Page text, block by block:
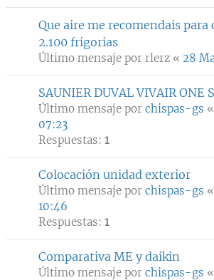
Que aire me recomendais para
2.100 frigorias
Último mensaje por rlerz « 28
SAUNIER DUVAL VIVAIR ONE
Último mensaje por chispas-gs «
07:23
Respuestas: 1
Colocación unidad exterior
Último mensaje por chispas-gs «
10:46
Respuestas: 1
Comparativa ME y daikin
Último mensaje por chispas-gs «